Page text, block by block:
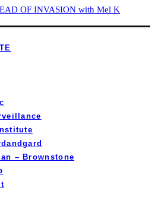
OF INVASION with Mel K
– Brownstone